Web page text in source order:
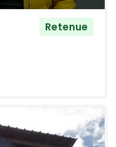
Retenue